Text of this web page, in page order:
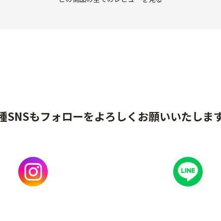
SNSもフォローをよろしくお願いいたしま